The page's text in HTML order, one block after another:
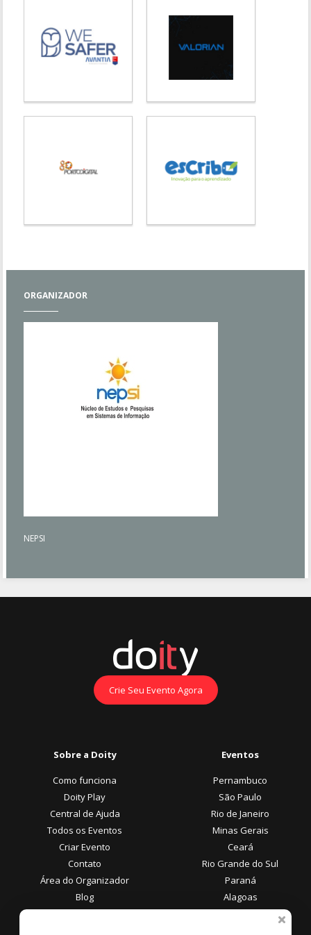
ORGANIZADOR
NEPSI
Crie Seu Evento Agora
Sobre a Doity
Como funciona
Doity Play
Central de Ajuda
Todos os Eventos
Criar Evento
Contato
Área do Organizador
Blog
Eventos
Pernambuco
São Paulo
Rio de Janeiro
Minas Gerais
Ceará
Rio Grande do Sul
Paraná
Alagoas